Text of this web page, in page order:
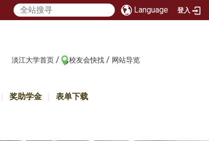
Language 登入
淡江大学首页 / 校友会快找 / 网站导览
奖助学金 表单下载